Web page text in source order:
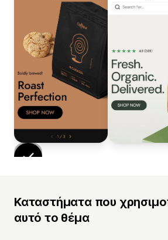
Καταστήματα που
αυτό το θέμα